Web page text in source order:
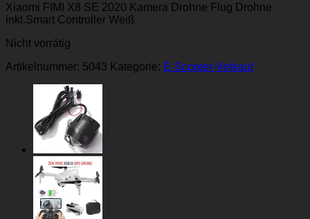
Xiaomi FIMI X8 SE 2020 Kamera Drohne Flug Drohne
inkl.Smart Controller Weiß
Nicht vorrätig
Artikelnummer: 5043 Kategorie: E-Scooter-Verkauf